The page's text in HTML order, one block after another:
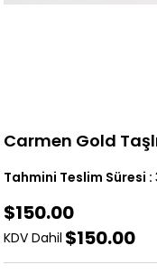
Carmen Gold
Tahmini Teslim Süresi :
$150.00
KDV Dahil $150.00